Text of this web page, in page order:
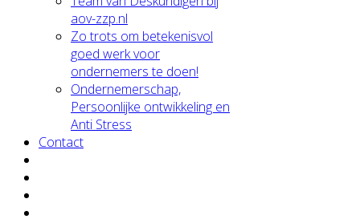
aov-zzp.nl
Zo trots om betekenisvol
goed werk voor
ondernemers te doen!
Ondernemerschap,
Persoonlijke ontwikkeling en
Anti Stress
Contact